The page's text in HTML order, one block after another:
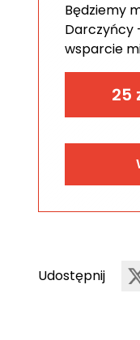
Będziemy
Darczyńcy
wsparcie
25
Udostępnij